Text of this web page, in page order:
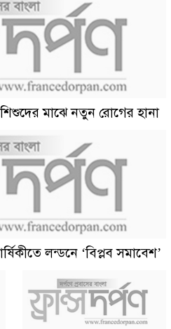
মাঝে নতুন রোগের হানা
লন্ডনে ‘বিপ্লব সমাবেশ’